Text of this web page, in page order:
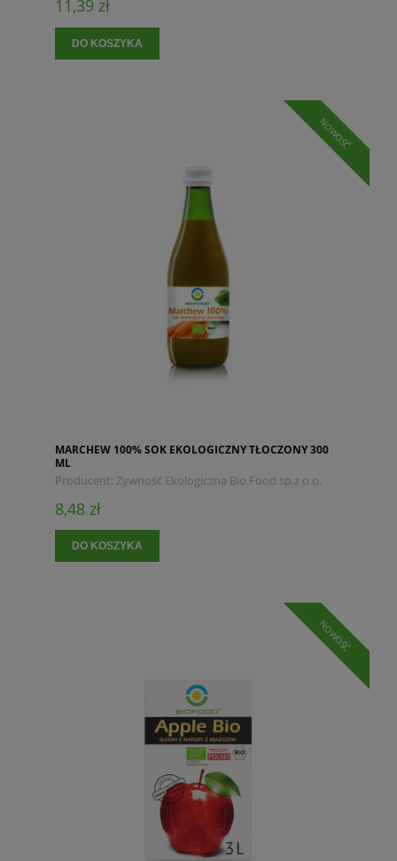
11,39 zł
DO KOSZYKA
MARCHEW 100% SOK EKOLOGICZNY TŁOCZONY 300
ML
Producent: Żywność Ekologiczna Bio Food sp.z o.o.
8,48 zł
DO KOSZYKA
NOWOŚĆ
NOWOŚĆ